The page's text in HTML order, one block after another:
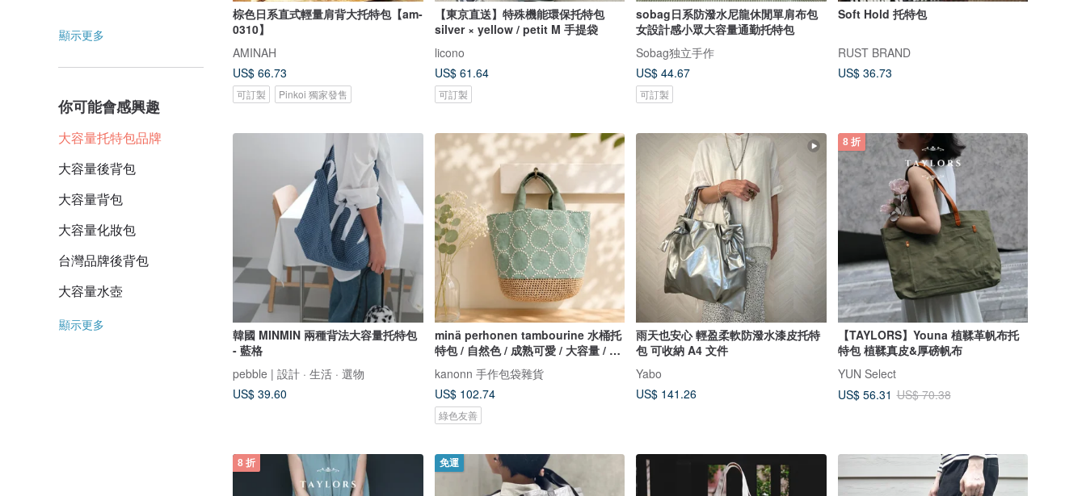
顯示更多
你可能會感興趣
大容量托特包品牌
大容量後背包
大容量背包
大容量化妝包
台灣品牌後背包
大容量水壺
顯示更多
棕色日系直式輕量肩背大托特包【am-
0310】
AMINAH
US$ 66.73
可訂製 Pinkoi 獨家發售
【東京直送】特殊機能環保托特包
silver × yellow / petit M 手提袋
licono
US$ 61.64
可訂製
sobag日系防潑水尼龍休閒單肩布包
女設計感小眾大容量通勤托特包
Sobag独立手作
US$ 44.67
可訂製
Soft Hold 托特包
RUST BRAND
US$ 36.73
韓國 MINMIN 兩種背法大容量托特包
- 藍格
pebble | 設計 · 生活 · 選物
US$ 39.60
minä perhonen tambourine 水桶托
特包 / 自然色 / 成熟可愛 / 大容量 / 托
特包
kanonn 手作包袋雜貨
US$ 102.74
綠色友善
雨天也安心 輕盈柔軟防潑水漆皮托特
包 可收納 A4 文件
Yabo
US$ 141.26
8 折
【TAYLORS】Youna 植鞣革帆布托
特包 植鞣真皮&厚磅帆布
YUN Select
US$ 56.31 US$ 70.38
8 折 免運